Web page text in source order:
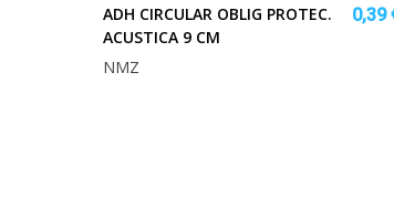
ADH CIRCULAR OBLIG PROTEC.
ACUSTICA 9 CM
0,39
NMZ